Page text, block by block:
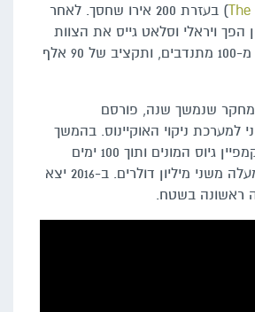
) בעזרת 200 אירו שחסך. לאחר
ויראלי וסלאט גייס את הצוות
הראשוני, שהורכב מ-100 מתנדבים, ותקציב של 90 אלף
לאחר מחקר שנמשך שנה, פורסם
למערכת ניקוי האוקיינוס. בהמשך
החלה העמותה בקמפיין גיוס המונים ותוך 100 ימים
גייסה סכום של למעלה משני מיליון דולרים. ב-2016 יצא
ראשונה בשטח.